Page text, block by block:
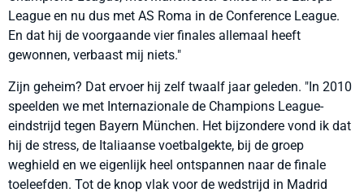
League en nu dus met AS Roma in de Conference League.
En dat hij de voorgaande vier finales allemaal heeft
gewonnen, verbaast mij niets."
Zijn geheim? Dat ervoer hij zelf twaalf jaar geleden. "In 2010
speelden we met Internazionale de Champions League-
eindstrijd tegen Bayern München. Het bijzondere vond ik dat
hij de stress, de Italiaanse voetbalgekte, bij de groep
weghield en we eigenlijk heel ontspannen naar de finale
toeleefden. Tot de knop vlak voor de wedstrijd in Madrid